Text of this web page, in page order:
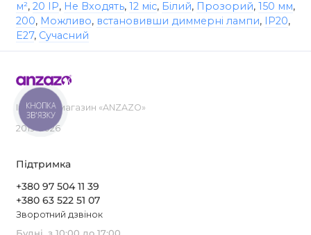
м², 20 IP, Не Входять, 12 міс, Білий, Прозорий, 150 мм,
200, Можливо, встановивши диммерні лампи, IP20,
E27, Сучасний
Інтернет-магазин «ANZAZO»
2019-2026
Підтримка
+380 97 504 11 39
+380 63 522 51 07
Зворотний дзвінок
КНОПКА
ЗВ'ЯЗКУ